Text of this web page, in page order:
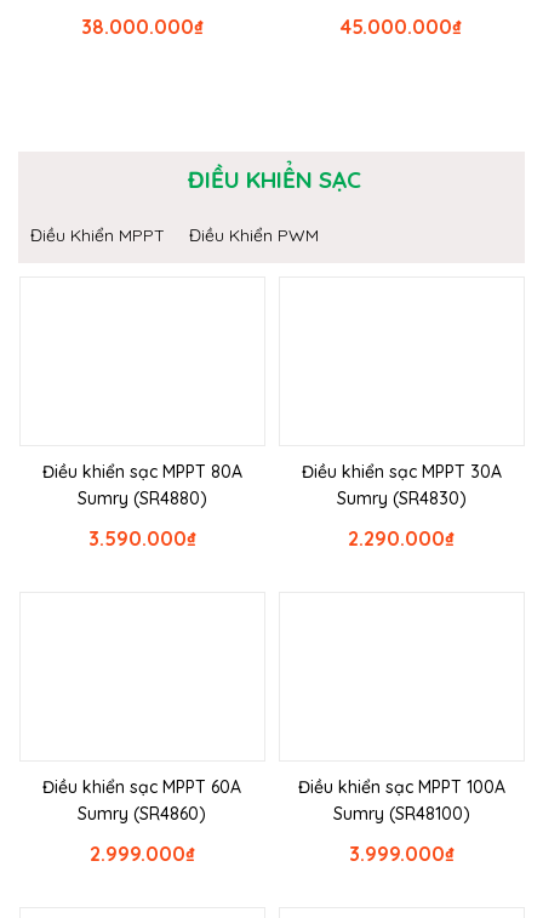
₫
38.000.000 ₫
45.000.000
ĐIỀU KHIỂN SẠC
Điều Khiển MPPT Điều Khiển PWM
Điều khiển sạc MPPT 80A
Sumry (SR4880)
₫
3.590.000
Điều khiển sạc MPPT 30A
Sumry (SR4830)
₫
2.290.000
Điều khiển sạc MPPT 60A
Sumry (SR4860)
₫
2.999.000
Điều khiển sạc MPPT 100A
Sumry (SR48100)
₫
3.999.000